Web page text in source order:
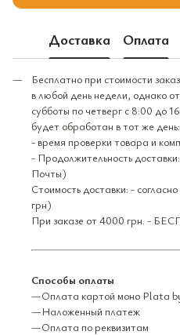
Доставка Оплата
Бесплатно при стоимости
в любой день недели, однако
субботы по четверг с 8:00 до
будет обработан в тот же
- время проверки товара и
- Продолжительность
Почты)
Стоимость доставки: -
грн)
При заказе от 4000 грн. -
Способы оплаты
—Оплата картой моно Plata
—Наложенный платеж
—Оплата по реквизитам